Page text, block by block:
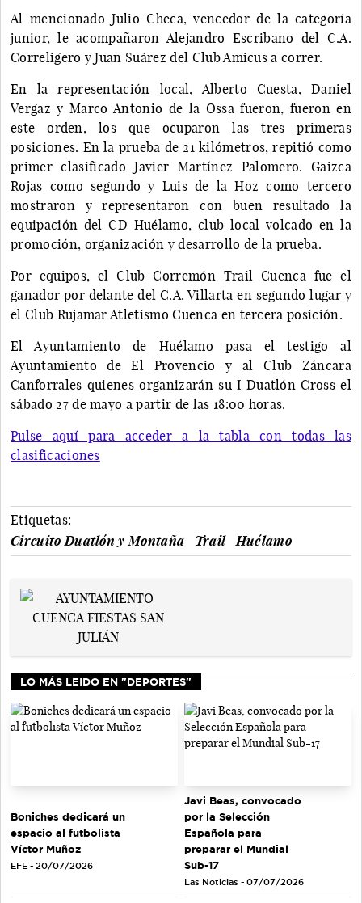
Al mencionado Julio Checa, vencedor de la categoría
junior, le acompañaron Alejandro Escribano del C.A.
Correligero y Juan Suárez del Club Amicus a correr.
En la representación local, Alberto Cuesta, Daniel
Vergaz y Marco Antonio de la Ossa fueron, fueron en
este orden, los que ocuparon las tres primeras
posiciones. En la prueba de 21 kilómetros, repitió como
primer clasificado Javier Martínez Palomero. Gaizca
Rojas como segundo y Luis de la Hoz como tercero
mostraron y representaron con buen resultado la
equipación del CD Huélamo, club local volcado en la
promoción, organización y desarrollo de la prueba.
Por equipos, el Club Corremón Trail Cuenca fue el
ganador por delante del C.A. Villarta en segundo lugar y
el Club Rujamar Atletismo Cuenca en tercera posición.
El Ayuntamiento de Huélamo pasa el testigo al
Ayuntamiento de El Provencio y al Club Záncara
Canforrales quienes organizarán su I Duatlón Cross el
sábado 27 de mayo a partir de las 18:00 horas.
Pulse aquí para acceder a la tabla con todas las
clasificaciones
Etiquetas:
Circuito Duatlón y Montaña
Trail Huélamo
LO MÁS LEIDO EN "DEPORTES"
Boniches dedicará un
espacio al futbolista
Víctor Muñoz
EFE - 20/07/2026
Javi Beas, convocado
por la Selección
Española para
preparar el Mundial
Sub-17
Las Noticias - 07/07/2026